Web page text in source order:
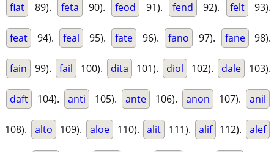
fiat 89). feta 90). feod 91). fend 92). felt 93).
feat 94). feal 95). fate 96). fano 97). fane 98).
fain 99). fail 100). dita 101). diol 102). dale 103).
daft 104). anti 105). ante 106). anon 107). anil
108). alto 109). aloe 110). alit 111). alif 112). alef